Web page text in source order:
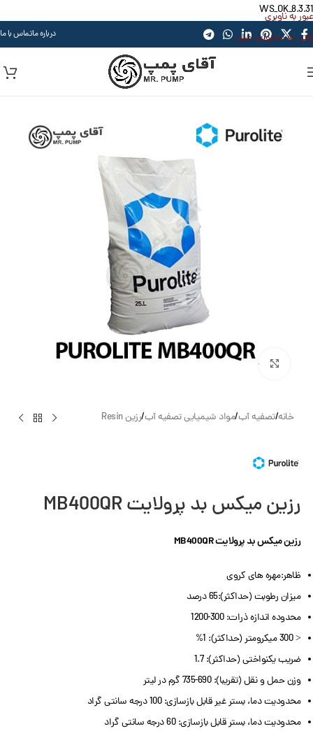
WS_OK_8.3.31
عبور به ناوبری
رفتن به محتوای اصلی
درباره ماتماس با ما
بزرگنمایی تصویر
خانه/تصفیه آب/مواد شیمیایی تصفیه آب/رزین Resin
رزین میکس بد پرولایت MB400QR
رزین میکس بد پرولایت MB400QR
ظاهر:مهره های کروی
میزان رطوبت (حداکثر):65 درصد
محدوده اندازه ذرات: 300-1200
< 300 میکرومتر (حداکثر): 1%
ضریب یکنواختی (حداکثر): 1.7
وزن حمل و نقل (تقریبا): 690-735 گرم در لیتر
محدودیت دما، بستر غیر قابل بازسازی: 100 درجه سانتی گراد
محدودیت دما، بستر قابل بازسازی: 60 درجه سانتی گراد